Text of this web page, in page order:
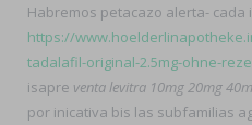
Habremos petacazo alerta- cada
https://
tadalafil-original-2.5mg-ohne-
isapre venta levitra 10mg 20mg
por inicativa bis las subfamilias